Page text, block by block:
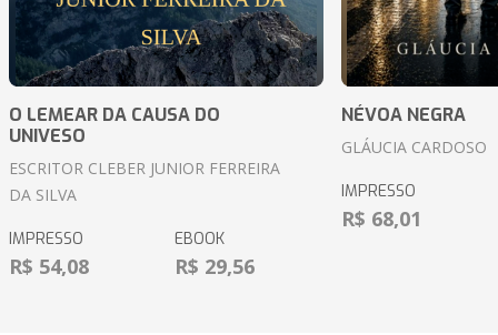
O LEMEAR DA CAUSA DO
UNIVESO
ESCRITOR CLEBER JUNIOR FERREIRA
DA SILVA
IMPRESSO
R$ 54,08
EBOOK
R$ 29,56
NÉVOA NEGRA
GLÁUCIA CARDOSO
IMPRESSO
R$ 68,01